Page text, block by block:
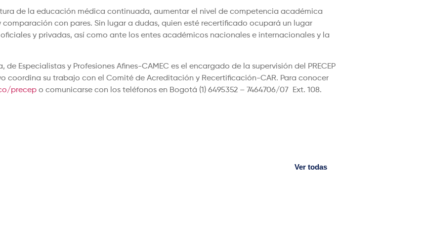
de la educación médica continuada, aumentar el nivel de competencia académica
con pares. Sin lugar a dudas, quien esté recertificado ocupará un lugar
y privadas, así como ante los entes académicos nacionales e internacionales y la
Especialistas y Profesiones Afines-CAMEC es el encargado de la supervisión del PRECEP
coordina su trabajo con el Comité de Acreditación y Recertificación-CAR. Para conocer
precep o comunicarse con los teléfonos en Bogotá (1) 6495352 – 7464706/07 Ext. 108.
Ver todas